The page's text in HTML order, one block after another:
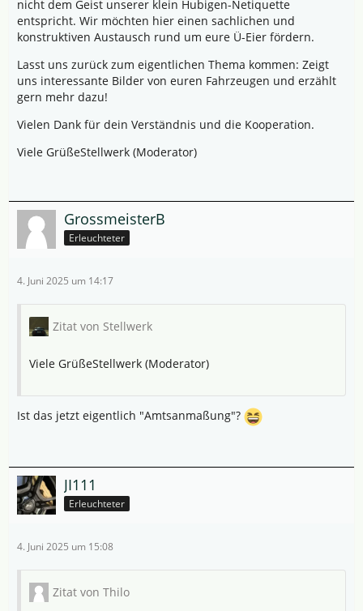
nicht dem Geist unserer klein Hubigen-Netiquette
entspricht. Wir möchten hier einen sachlichen und
konstruktiven Austausch rund um eure Ü-Eier fördern.
Lasst uns zurück zum eigentlichen Thema kommen: Zeigt
uns interessante Bilder von euren Fahrzeugen und erzählt
gern mehr dazu!
Vielen Dank für dein Verständnis und die Kooperation.
Viele GrüßeStellwerk (Moderator)
GrossmeisterB
Erleuchteter
4. Juni 2025 um 14:17
Zitat von Stellwerk
Viele GrüßeStellwerk (Moderator)
Ist das jetzt eigentlich "Amtsanmaßung"?
JI111
Erleuchteter
4. Juni 2025 um 15:08
Zitat von Thilo